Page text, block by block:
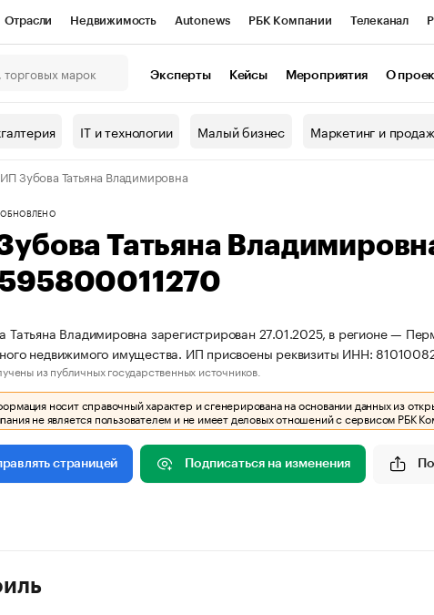
Отрасли Недвижимость Autonews РБК Компании Телеканал
Проверка контрагентов
Эксперты Кейсы Мероприятия О
IT и технологии Малый бизнес Маркетинг и
ИП Зубова Татьяна Владимировна
ОБНОВЛЕНО
Татьяна
Татьяна Владимировна зарегистрирован 27.01.2025, в регионе —
недвижимого имущества. ИП присвоены реквизиты ИНН:
из публичных государственных источников.
носит справочный характер и сгенерирована на основании данных из
не является пользователем и не имеет деловых отношений с сервисом РБК
страницей Подписаться на изменения